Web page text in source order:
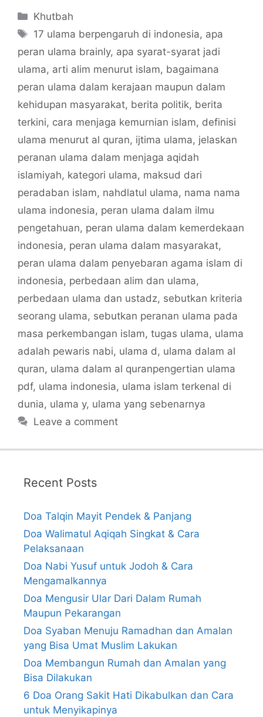
Categories
Khutbah
Tags
17 ulama berpengaruh di indonesia, apa
peran ulama brainly, apa syarat-syarat jadi
ulama, arti alim menurut islam, bagaimana
peran ulama dalam kerajaan maupun dalam
kehidupan masyarakat, berita politik, berita
terkini, cara menjaga kemurnian islam, definisi
ulama menurut al quran, ijtima ulama, jelaskan
peranan ulama dalam menjaga aqidah
islamiyah, kategori ulama, maksud dari
peradaban islam, nahdlatul ulama, nama nama
ulama indonesia, peran ulama dalam ilmu
pengetahuan, peran ulama dalam kemerdekaan
indonesia, peran ulama dalam masyarakat,
peran ulama dalam penyebaran agama islam di
indonesia, perbedaan alim dan ulama,
perbedaan ulama dan ustadz, sebutkan kriteria
seorang ulama, sebutkan peranan ulama pada
masa perkembangan islam, tugas ulama, ulama
adalah pewaris nabi, ulama d, ulama dalam al
quran, ulama dalam al quranpengertian ulama
pdf, ulama indonesia, ulama islam terkenal di
dunia, ulama y, ulama yang sebenarnya
Leave a comment
Recent Posts
Doa Talqin Mayit Pendek & Panjang
Doa Walimatul Aqiqah Singkat & Cara
Pelaksanaan
Doa Nabi Yusuf untuk Jodoh & Cara
Mengamalkannya
Doa Mengusir Ular Dari Dalam Rumah
Maupun Pekarangan
Doa Syaban Menuju Ramadhan dan Amalan
yang Bisa Umat Muslim Lakukan
Doa Membangun Rumah dan Amalan yang
Bisa Dilakukan
6 Doa Orang Sakit Hati Dikabulkan dan Cara
untuk Menyikapinya